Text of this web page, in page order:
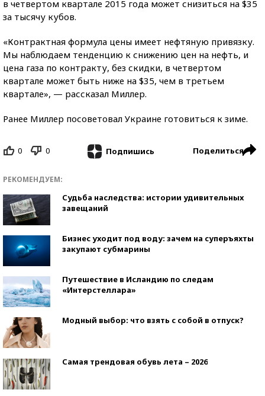
в четвертом квартале 2015 года может снизиться на $35
за тысячу кубов.
«Контрактная формула цены имеет нефтяную привязку.
Мы наблюдаем тенденцию к снижению цен на нефть, и
цена газа по контракту, без скидки, в четвертом
квартале может быть ниже на $35, чем в третьем
квартале», — рассказал Миллер.
Ранее Миллер посоветовал Украине готовиться к зиме.
0 0 Подпишись Поделиться
РЕКОМЕНДУЕМ:
Судьба наследства: истории удивительных
завещаний
Бизнес уходит под воду: зачем на суперъяхты
закупают субмарины
Путешествие в Исландию по следам
«Интерстеллара»
Модный выбор: что взять с собой в отпуск?
Самая трендовая обувь лета – 2026